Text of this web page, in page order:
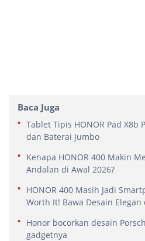
Baca Juga
Tablet Tipis HONOR Pad X8b
dan Baterai Jumbo
Kenapa HONOR 400 Makin
Andalan di Awal 2026?
HONOR 400 Masih Jadi
Worth It! Bawa Desain Elegan
Honor bocorkan desain
gadgetnya